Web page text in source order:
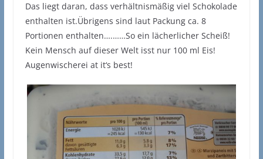
Das liegt daran, dass verhältnismäßig viel Schokolade
enthalten ist.Übrigens sind laut Packung ca. 8
Portionen enthalten….……So ein lächerlicher Scheiß!
Kein Mensch auf dieser Welt isst nur 100 ml Eis!
Augenwischerei at it‘s best!